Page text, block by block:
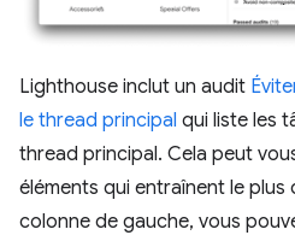
Lighthouse inclut un audit
le thread principal qui liste les
thread principal. Cela peut
éléments qui entraînent le plus
colonne de gauche, vous